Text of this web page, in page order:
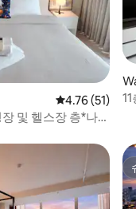
평점 4.76점(5
4.76 (51)
및 헬스장 층*나이